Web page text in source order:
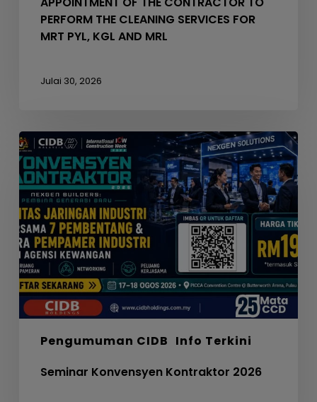
PERFORM THE CLEANING SERVICES FOR
MRT PYL, KGL AND MRL
Julai 30, 2026
Pengumuman CIDB Info Terkini
Seminar
Konvensyen
Kontraktor
2026
Seminar Konvensyen Kontraktor 2026